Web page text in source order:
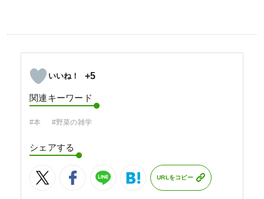
+5
関連キーワード
#本 #野菜の雑学
シェアする
URLをコピー